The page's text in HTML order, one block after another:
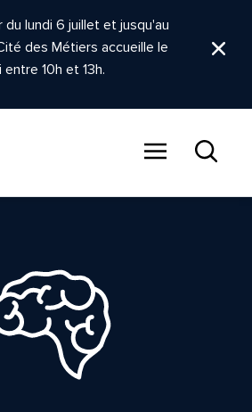
lundi 6 juillet et jusqu'au
des Métiers accueille le
10h et 13h.